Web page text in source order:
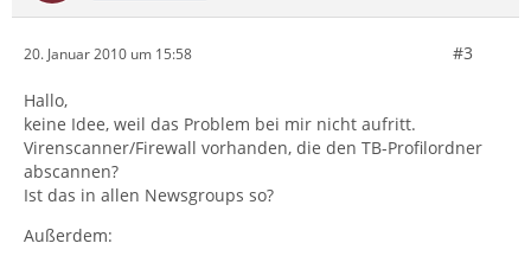
20. Januar 2010 um 15:58 #3
Hallo,
keine Idee, weil das Problem bei mir nicht aufritt.
Virenscanner/Firewall vorhanden, die den TB-Profilordner
abscannen?
Ist das in allen Newsgroups so?
Außerdem: